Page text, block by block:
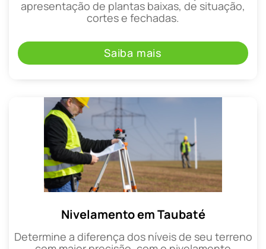
apresentação de plantas baixas, de situação,
cortes e fechadas.
Saiba mais
Nivelamento em Taubaté
Determine a diferença dos níveis de seu terreno